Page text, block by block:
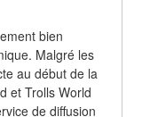
bien
Malgré les
au début de la
et Trolls World
de diffusion